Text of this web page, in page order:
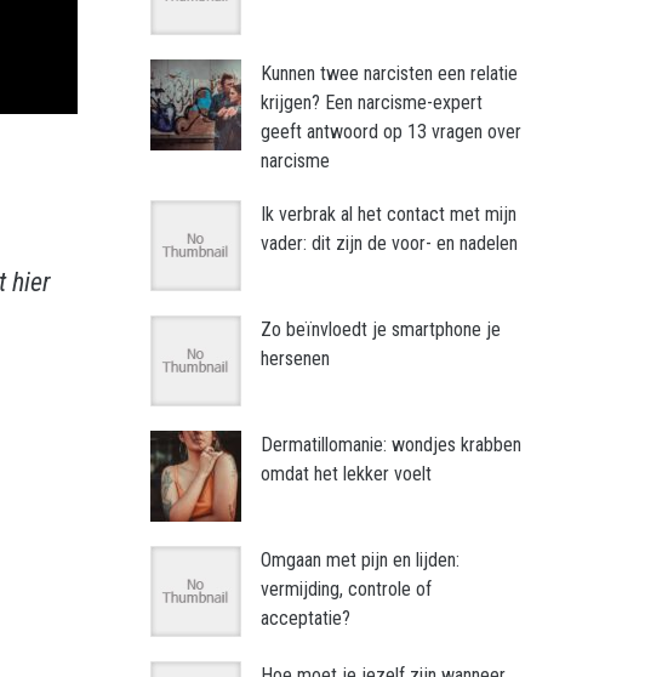
hier
Kunnen twee narcisten een relatie
krijgen? Een narcisme-expert
geeft antwoord op 13 vragen over
narcisme
Ik verbrak al het contact met mijn
vader: dit zijn de voor- en nadelen
Zo beïnvloedt je smartphone je
hersenen
Dermatillomanie: wondjes krabben
omdat het lekker voelt
Omgaan met pijn en lijden:
vermijding, controle of
acceptatie?